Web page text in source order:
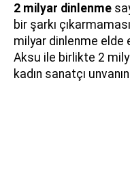
2 milyar dinlenme
bir şarkı
milyar dinlenme elde
Aksu ile birlikte 2
kadın sanatçı